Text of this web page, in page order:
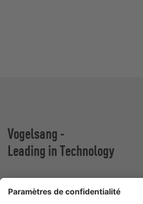
Vogelsang -
Leading in Technology